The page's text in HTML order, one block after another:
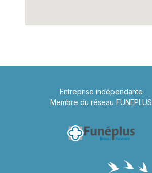
Entreprise indépendante
Membre du réseau FUNEPLUS